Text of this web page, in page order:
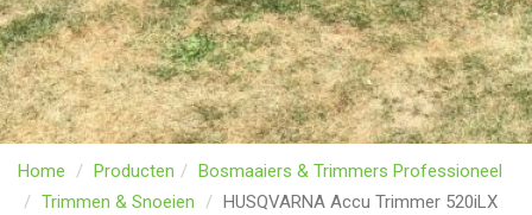
Home Producten
Bosmaaiers & Trimmers Professioneel
Trimmen & Snoeien
HUSQVARNA Accu Trimmer 520iLX